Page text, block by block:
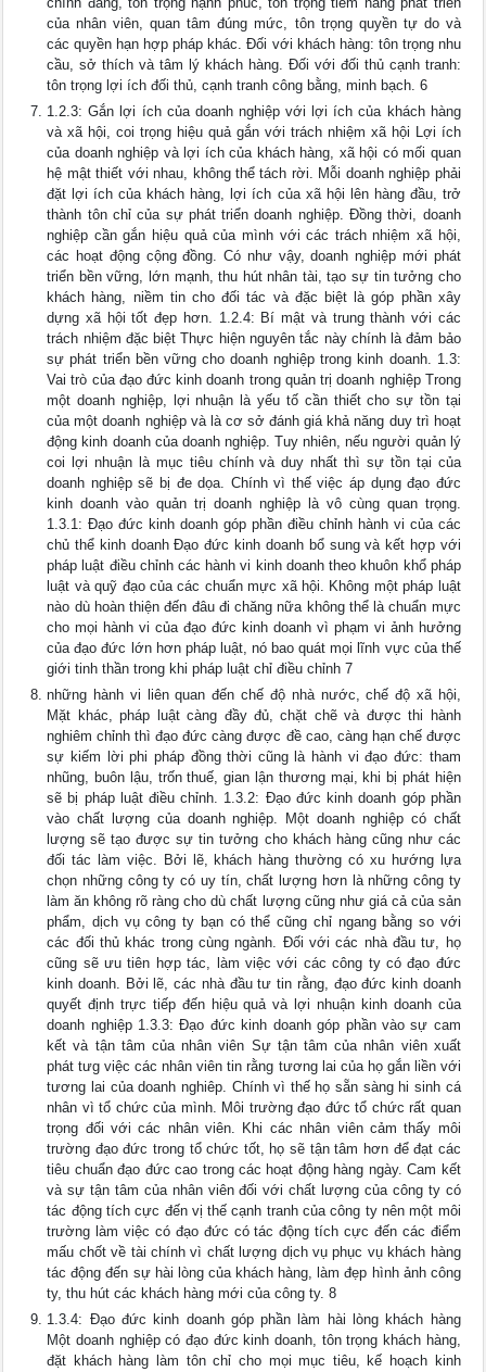
của nhân viên, quan tâm đúng mức, tôn trọng quyền tự do và
các quyền hạn hợp pháp khác. Đối với khách hàng: tôn trọng nhu
cầu, sở thích và tâm lý khách hàng. Đối với đối thủ cạnh tranh:
tôn trọng lợi ích đối thủ, cạnh tranh công bằng, minh bạch. 6
1.2.3: Gắn lợi ích của doanh nghiệp với lợi ích của khách hàng
và xã hội, coi trọng hiệu quả gắn với trách nhiệm xã hội Lợi ích
của doanh nghiệp và lợi ích của khách hàng, xã hội có mối quan
hệ mật thiết với nhau, không thể tách rời. Mỗi doanh nghiệp phải
đặt lợi ích của khách hàng, lợi ích của xã hội lên hàng đầu, trở
thành tôn chỉ của sự phát triển doanh nghiệp. Đồng thời, doanh
nghiệp cần gắn hiệu quả của mình với các trách nhiệm xã hội,
các hoạt động cộng đồng. Có như vậy, doanh nghiệp mới phát
triển bền vững, lớn mạnh, thu hút nhân tài, tạo sự tin tưởng cho
khách hàng, niềm tin cho đối tác và đặc biệt là góp phần xây
dựng xã hội tốt đẹp hơn. 1.2.4: Bí mật và trung thành với các
trách nhiệm đặc biệt Thực hiện nguyên tắc này chính là đảm bảo
sự phát triển bền vững cho doanh nghiệp trong kinh doanh. 1.3:
Vai trò của đạo đức kinh doanh trong quản trị doanh nghiệp Trong
một doanh nghiệp, lợi nhuận là yếu tố cần thiết cho sự tồn tại
của một doanh nghiệp và là cơ sở đánh giá khả năng duy trì hoạt
động kinh doanh của doanh nghiệp. Tuy nhiên, nếu người quản lý
coi lợi nhuận là mục tiêu chính và duy nhất thì sự tồn tại của
doanh nghiệp sẽ bị đe dọa. Chính vì thế việc áp dụng đạo đức
kinh doanh vào quản trị doanh nghiệp là vô cùng quan trọng.
1.3.1: Đạo đức kinh doanh góp phần điều chỉnh hành vi của các
chủ thể kinh doanh Đạo đức kinh doanh bổ sung và kết hợp với
pháp luật điều chỉnh các hành vi kinh doanh theo khuôn khổ pháp
luật và quỹ đạo của các chuẩn mực xã hội. Không một pháp luật
nào dù hoàn thiện đến đâu đi chăng nữa không thể là chuẩn mực
cho mọi hành vi của đạo đức kinh doanh vì phạm vi ảnh hưởng
của đạo đức lớn hơn pháp luật, nó bao quát mọi lĩnh vực của thế
giới tinh thần trong khi pháp luật chỉ điều chỉnh 7
những hành vi liên quan đến chế độ nhà nước, chế độ xã hội,
Mặt khác, pháp luật càng đầy đủ, chặt chẽ và được thi hành
nghiêm chỉnh thì đạo đức càng được đề cao, càng hạn chế được
sự kiếm lời phi pháp đồng thời cũng là hành vi đạo đức: tham
nhũng, buôn lậu, trốn thuế, gian lận thương mại, khi bị phát hiện
sẽ bị pháp luật điều chỉnh. 1.3.2: Đạo đức kinh doanh góp phần
vào chất lượng của doanh nghiệp. Một doanh nghiệp có chất
lượng sẽ tạo được sự tin tưởng cho khách hàng cũng như các
đối tác làm việc. Bởi lẽ, khách hàng thường có xu hướng lựa
chọn những công ty có uy tín, chất lượng hơn là những công ty
làm ăn không rõ ràng cho dù chất lượng cũng như giá cả của sản
phẩm, dịch vụ công ty bạn có thể cũng chỉ ngang bằng so với
các đối thủ khác trong cùng ngành. Đối với các nhà đầu tư, họ
cũng sẽ ưu tiên hợp tác, làm việc với các công ty có đạo đức
kinh doanh. Bởi lẽ, các nhà đầu tư tin rằng, đạo đức kinh doanh
quyết định trực tiếp đến hiệu quả và lợi nhuận kinh doanh của
doanh nghiệp 1.3.3: Đạo đức kinh doanh góp phần vào sự cam
kết và tận tâm của nhân viên Sự tận tâm của nhân viên xuất
phát tưg việc các nhân viên tin rằng tương lai của họ gắn liền với
tương lai của doanh nghiêp. Chính vì thế họ sẵn sàng hi sinh cá
nhân vì tổ chức của mình. Môi trường đạo đức tổ chức rất quan
trọng đối với các nhân viên. Khi các nhân viên cảm thấy môi
trường đạo đức trong tổ chức tốt, họ sẽ tận tâm hơn để đạt các
tiêu chuẩn đạo đức cao trong các hoạt động hàng ngày. Cam kết
và sự tận tâm của nhân viên đối với chất lượng của công ty có
tác động tích cực đến vị thế cạnh tranh của công ty nên một môi
trường làm việc có đạo đức có tác động tích cực đến các điểm
mấu chốt về tài chính vì chất lượng dịch vụ phục vụ khách hàng
tác động đến sự hài lòng của khách hàng, làm đẹp hình ảnh công
ty, thu hút các khách hàng mới của công ty. 8
1.3.4: Đạo đức kinh doanh góp phần làm hài lòng khách hàng
Một doanh nghiệp có đạo đức kinh doanh, tôn trọng khách hàng,
đặt khách hàng làm tôn chỉ cho mọi mục tiêu, kế hoạch kinh